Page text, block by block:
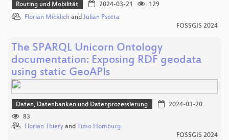
Routing und Mobilität 2024-03-21
129
Florian Micklich and Julian Psotta
FOSSGIS 2024
The SPARQL Unicorn Ontology
documentation: Exposing RDF geodata
using static GeoAPIs
Daten, Datenbanken und Datenprozessierung
2024-03-20
83
Florian Thiery and Timo Homburg
FOSSGIS 2024